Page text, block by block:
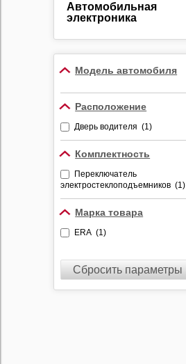
Автомобильная
электроника
Противоугонные
устройства
Видеорегистраторы
Радар-детекторы
Комбо-устройства
Парктроники
Алкотестеры
Держатели
видеорегистраторов и
радар-детекторов
Модель автомобиля
Расположение
Дверь водителя (1)
Комплектность
Переключатель
электростеклоподъемников (1)
Марка товара
ERA (1)
Сбросить параметры